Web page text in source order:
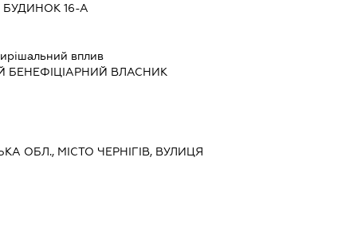
БУДИНОК 16-А
вплив
БЕНЕФІЦІАРНИЙ ВЛАСНИК
ОБЛ., МІСТО ЧЕРНІГІВ, ВУЛИЦЯ